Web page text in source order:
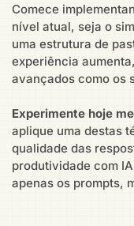
Comece
nível atual, seja o
uma estrutura de
experiência
avançados como os
Experimente hoje
aplique uma destas
qualidade das
produtividade com
apenas os prompts,